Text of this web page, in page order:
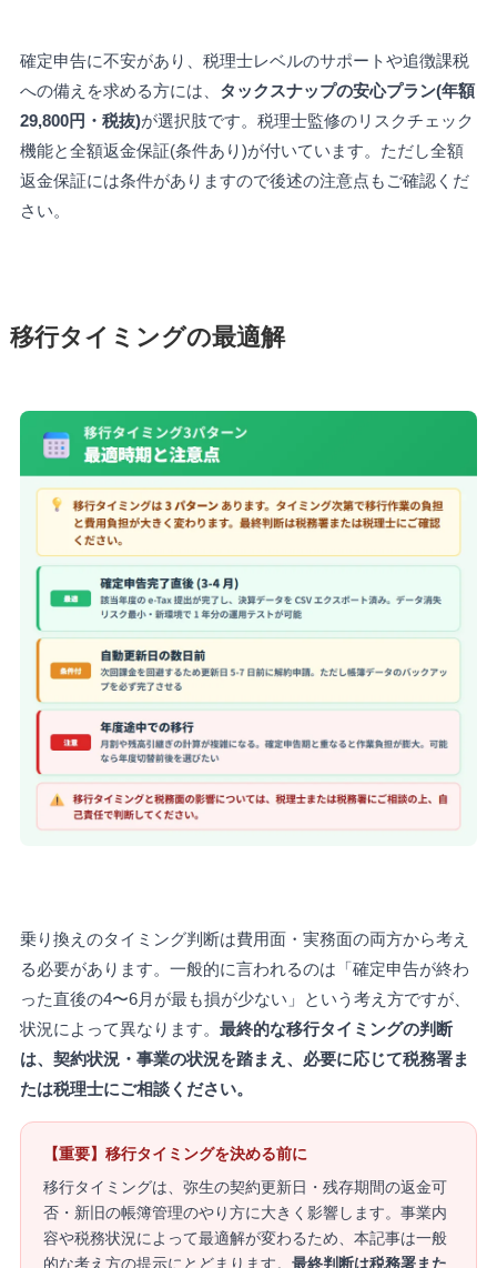
確定申告に不安があり、税理士レベルのサポートや追徴課税
への備えを求める方には、 タックスナップの安心プラン(年額
29,800円・税抜)が選択肢です。税理士監修のリスクチェック
機能と全額返金保証(条件あり)が付いています。ただし全額
返金保証には条件がありますので後述の注意点もご確認くだ
さい。
移行タイミングの最適解
乗り換えのタイミング判断は費用面・実務面の両方から考え
る必要があります。一般的に言われるのは「確定申告が終わ
った直後の4〜6月が最も損が少ない」という考え方ですが、
状況によって異なります。 最終的な移行タイミングの判断
は、契約状況・事業の状況を踏まえ、必要に応じて税務署ま
たは税理士にご相談ください。
【重要】移行タイミングを決める前に
移行タイミングは、弥生の契約更新日・残存期間の返金可
否・新旧の帳簿管理のやり方に大きく影響します。事業内
容や税務状況によって最適解が変わるため、本記事は一般
的な考え方の提示にとどまります。 最終判断は税務署また